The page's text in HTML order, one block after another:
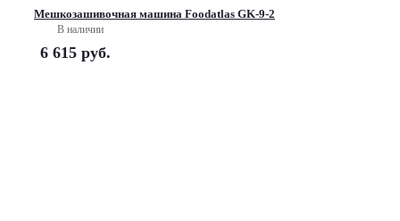
Мешкозашивочная машина Foodatlas GK-9-2
В наличии
6 615 руб.